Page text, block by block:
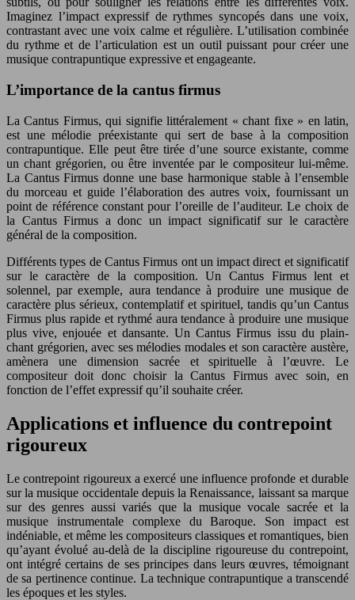
Imaginez l’impact expressif de rythmes syncopés dans une voix,
contrastant avec une voix calme et régulière. L’utilisation combinée
du rythme et de l’articulation est un outil puissant pour créer une
musique contrapuntique expressive et engageante.
L’importance de la cantus firmus
La Cantus Firmus, qui signifie littéralement « chant fixe » en latin,
est une mélodie préexistante qui sert de base à la composition
contrapuntique. Elle peut être tirée d’une source existante, comme
un chant grégorien, ou être inventée par le compositeur lui-même.
La Cantus Firmus donne une base harmonique stable à l’ensemble
du morceau et guide l’élaboration des autres voix, fournissant un
point de référence constant pour l’oreille de l’auditeur. Le choix de
la Cantus Firmus a donc un impact significatif sur le caractère
général de la composition.
Différents types de Cantus Firmus ont un impact direct et significatif
sur le caractère de la composition. Un Cantus Firmus lent et
solennel, par exemple, aura tendance à produire une musique de
caractère plus sérieux, contemplatif et spirituel, tandis qu’un Cantus
Firmus plus rapide et rythmé aura tendance à produire une musique
plus vive, enjouée et dansante. Un Cantus Firmus issu du plain-
chant grégorien, avec ses mélodies modales et son caractère austère,
amènera une dimension sacrée et spirituelle à l’œuvre. Le
compositeur doit donc choisir la Cantus Firmus avec soin, en
fonction de l’effet expressif qu’il souhaite créer.
Applications et influence du contrepoint
rigoureux
Le contrepoint rigoureux a exercé une influence profonde et durable
sur la musique occidentale depuis la Renaissance, laissant sa marque
sur des genres aussi variés que la musique vocale sacrée et la
musique instrumentale complexe du Baroque. Son impact est
indéniable, et même les compositeurs classiques et romantiques, bien
qu’ayant évolué au-delà de la discipline rigoureuse du contrepoint,
ont intégré certains de ses principes dans leurs œuvres, témoignant
de sa pertinence continue. La technique contrapuntique a transcendé
les époques et les styles.